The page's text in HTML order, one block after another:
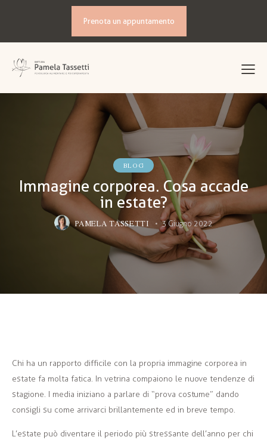
Prenota un appuntamento
BLOG
Immagine corporea. Cosa accade
in estate?
PAMELA TASSETTI 3 Giugno 2022
Chi ha un rapporto difficile con la propria immagine corporea in
estate fa molta fatica. In vetrina compaiono le nuove tendenze di
stagione. I media iniziano a parlare di “prova costume” dando
consigli su come arrivarci brillantemente ed in breve tempo.
L’estate può diventare il periodo più stressante dell’anno per chi